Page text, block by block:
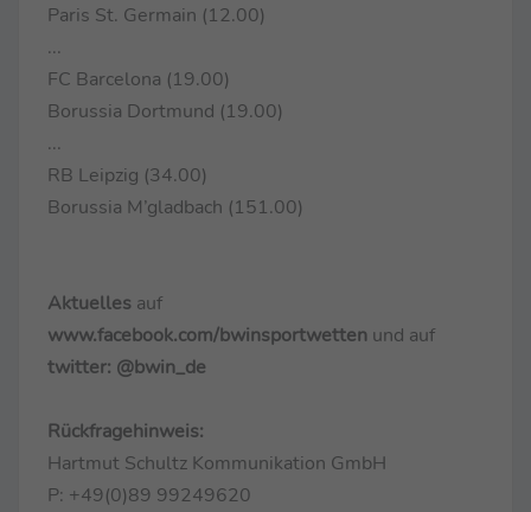
Paris St. Germain (12.00)
...
FC Barcelona (19.00)
Borussia Dortmund (19.00)
...
RB Leipzig (34.00)
Borussia M’gladbach (151.00)
Aktuelles auf
www.facebook.com/bwinsportwetten und auf
twitter: @bwin_de
Rückfragehinweis:
Hartmut Schultz Kommunikation GmbH
P: +49(0)89 99249620